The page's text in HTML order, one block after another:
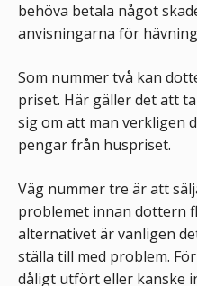
behöva betala något
anvisningarna för
Som nummer två kan
priset. Här gäller det att
sig om att man verkligen
pengar från huspriset.
Väg nummer tre är att
problemet innan dottern
alternativet är vanligen
ställa till med problem.
dåligt utfört eller kanske